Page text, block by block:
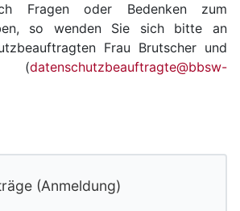
(Anmeldung)
Fragen oder Bedenken zum
so wenden Sie sich bitte an
Frau Brutscher und
(datenschutzbeauftragte@bbsw-